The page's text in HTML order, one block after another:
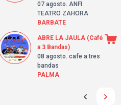
07 agosto. ANFI
TEATRO ZAHORA
BARBATE
ABRE LA JAULA (Café
a 3 Bandas)
08 agosto. cafe a tres
bandas
PALMA